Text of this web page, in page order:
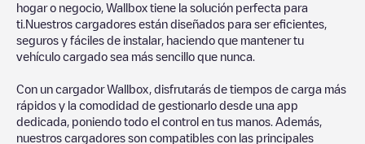
hogar o negocio, Wallbox tiene la solución perfecta para
ti.Nuestros cargadores están diseñados para ser eficientes,
seguros y fáciles de instalar, haciendo que mantener tu
vehículo cargado sea más sencillo que nunca.
Con un cargador Wallbox, disfrutarás de tiempos de carga más
rápidos y la comodidad de gestionarlo desde una app
dedicada, poniendo todo el control en tus manos. Además,
nuestros cargadores son compatibles con las principales